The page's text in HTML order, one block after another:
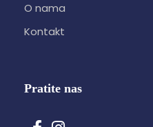
O nama
Kontakt
Pratite nas